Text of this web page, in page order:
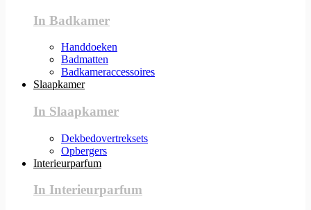
In Badkamer
Handdoeken
Badmatten
Badkameraccessoires
Slaapkamer
In Slaapkamer
Dekbedovertreksets
Opbergers
Interieurparfum
In Interieurparfum